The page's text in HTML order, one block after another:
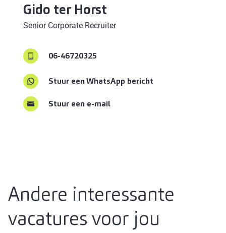
Gido ter Horst
Senior Corporate Recruiter
06-46720325
Stuur een WhatsApp bericht
Stuur een e-mail
Andere interessante
vacatures voor jou